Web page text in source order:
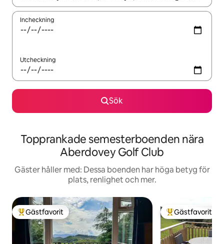
Incheckning
Utcheckning
Sök
Topprankade semesterboenden nära
Aberdovey Golf Club
Gäster håller med: Dessa boenden har höga betyg för
plats, renlighet och mer.
Populär gästfavorit
Gästfavorit Populär
Gästfavorit